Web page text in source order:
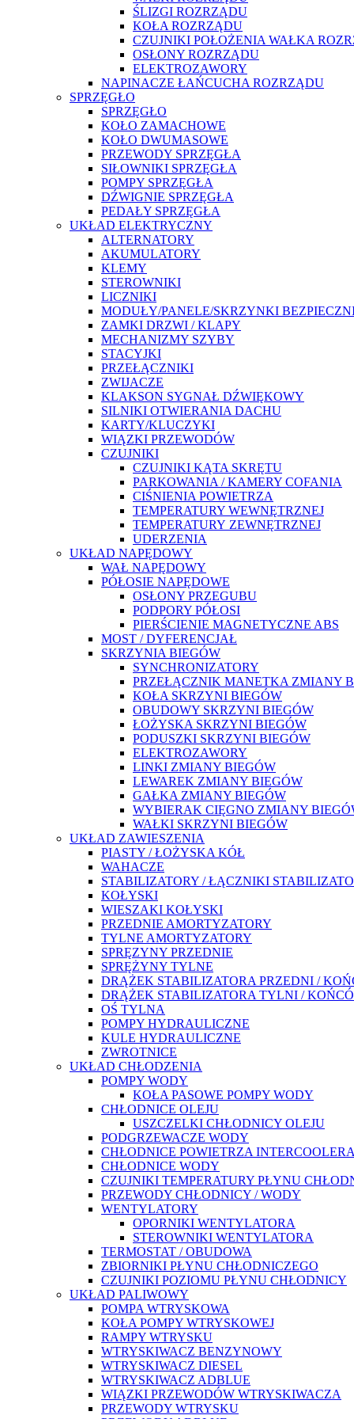
ŚLIZGI ROZRZĄDU
KOŁA ROZRZĄDU
CZUJNIKI POŁOŻENIA WAŁKA
OSŁONY ROZRZĄDU
ELEKTROZAWORY
NAPINACZE ŁAŃCUCHA ROZRZĄDU
SPRZĘGŁO
SPRZĘGŁO
KOŁO ZAMACHOWE
KOŁO DWUMASOWE
PRZEWODY SPRZĘGŁA
SIŁOWNIKI SPRZĘGŁA
POMPY SPRZĘGŁA
DŹWIGNIE SPRZĘGŁA
PEDAŁY SPRZĘGŁA
UKŁAD ELEKTRYCZNY
ALTERNATORY
AKUMULATORY
KLEMY
STEROWNIKI
LICZNIKI
MODUŁY/PANELE/SKRZYNKI
ZAMKI DRZWI / KLAPY
MECHANIZMY SZYBY
STACYJKI
PRZEŁĄCZNIKI
ZWIJACZE
KLAKSON SYGNAŁ DŹWIĘKOWY
SILNIKI OTWIERANIA DACHU
KARTY/KLUCZYKI
WIĄZKI PRZEWODÓW
CZUJNIKI
CZUJNIKI KĄTA SKRĘTU
PARKOWANIA / KAMERY COFANIA
CIŚNIENIA POWIETRZA
TEMPERATURY WEWNĘTRZNEJ
TEMPERATURY ZEWNĘTRZNEJ
UDERZENIA
UKŁAD NAPĘDOWY
WAŁ NAPĘDOWY
PÓŁOSIE NAPĘDOWE
OSŁONY PRZEGUBU
PODPORY PÓŁOSI
PIERŚCIENIE MAGNETYCZNE ABS
MOST / DYFERENCJAŁ
SKRZYNIA BIEGÓW
SYNCHRONIZATORY
PRZEŁĄCZNIK MANETKA ZMIANY
KOŁA SKRZYNI BIEGÓW
OBUDOWY SKRZYNI BIEGÓW
ŁOŻYSKA SKRZYNI BIEGÓW
PODUSZKI SKRZYNI BIEGÓW
ELEKTROZAWORY
LINKI ZMIANY BIEGÓW
LEWAREK ZMIANY BIEGÓW
GAŁKA ZMIANY BIEGÓW
WYBIERAK CIĘGNO ZMIANY
WAŁKI SKRZYNI BIEGÓW
UKŁAD ZAWIESZENIA
PIASTY / ŁOŻYSKA KÓŁ
WAHACZE
STABILIZATORY / ŁĄCZNIKI
KOŁYSKI
WIESZAKI KOŁYSKI
PRZEDNIE AMORTYZATORY
TYLNE AMORTYZATORY
SPRĘZYNY PRZEDNIE
SPRĘŻYNY TYLNE
DRĄŻEK STABILIZATORA PRZEDNI /
DRĄŻEK STABILIZATORA TYLNI /
OŚ TYLNA
POMPY HYDRAULICZNE
KULE HYDRAULICZNE
ZWROTNICE
UKŁAD CHŁODZENIA
POMPY WODY
KOŁA PASOWE POMPY WODY
CHŁODNICE OLEJU
USZCZELKI CHŁODNICY OLEJU
PODGRZEWACZE WODY
CHŁODNICE POWIETRZA INTERCOOLERA
CHŁODNICE WODY
CZUJNIKI TEMPERATURY PŁYNU
PRZEWODY CHŁODNICY / WODY
WENTYLATORY
OPORNIKI WENTYLATORA
STEROWNIKI WENTYLATORA
TERMOSTAT / OBUDOWA
ZBIORNIKI PŁYNU CHŁODNICZEGO
CZUJNIKI POZIOMU PŁYNU CHŁODNICY
UKŁAD PALIWOWY
POMPA WTRYSKOWA
KOŁA POMPY WTRYSKOWEJ
RAMPY WTRYSKU
WTRYSKIWACZ BENZYNOWY
WTRYSKIWACZ DIESEL
WTRYSKIWACZ ADBLUE
WIĄZKI PRZEWODÓW WTRYSKIWACZA
PRZEWODY WTRYSKU